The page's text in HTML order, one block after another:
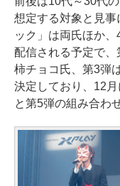
想定する対象と見
ック」は両氏ほか
配信される予定で
柿チョコ氏、第3弾
決定しており、12
と第5弾の組み合わ